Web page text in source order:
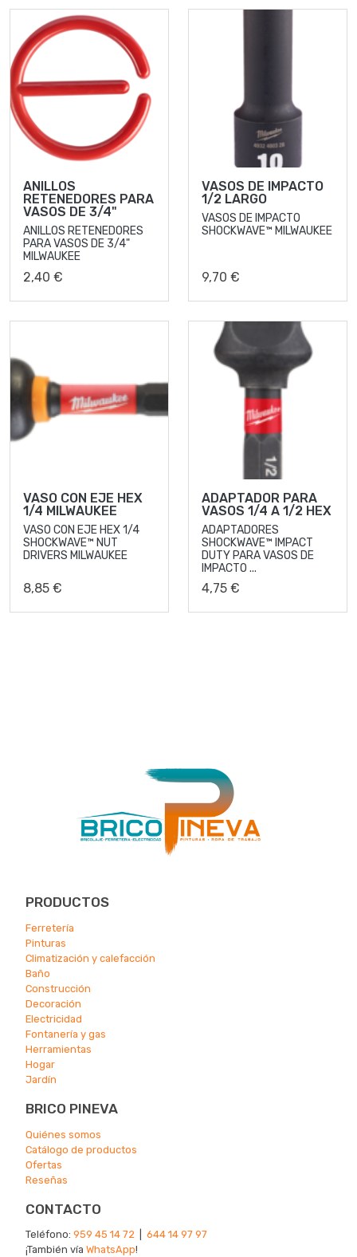
ANILLOS
RETENEDORES PARA
VASOS DE 3/4"
ANILLOS RETENEDORES
PARA VASOS DE 3/4"
MILWAUKEE
2,40 €
VASOS DE IMPACTO
1/2 LARGO
VASOS DE IMPACTO
SHOCKWAVE™ MILWAUKEE
9,70 €
VASO CON EJE HEX
1/4 MILWAUKEE
VASO CON EJE HEX 1/4
SHOCKWAVE™ NUT
DRIVERS MILWAUKEE
8,85 €
ADAPTADOR PARA
VASOS 1/4 A 1/2 HEX
ADAPTADORES
SHOCKWAVE™ IMPACT
DUTY PARA VASOS DE
IMPACTO ...
4,75 €
PRODUCTOS
Ferretería
Pinturas
Climatización y calefacción
Baño
Construcción
Decoración
Electricidad
Fontanería y gas
Herramientas
Hogar
Jardín
BRICO PINEVA
Quiénes somos
Catálogo de productos
Ofertas
Reseñas
CONTACTO
Teléfono: 959 45 14 72
644 14 97 97
¡También vía WhatsApp!